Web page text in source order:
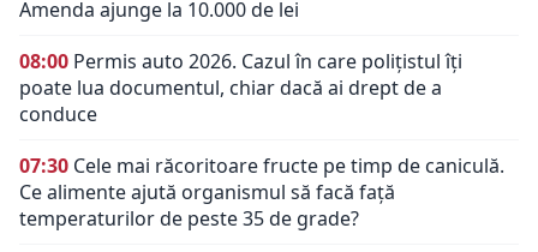
Amenda ajunge la 10.000 de lei
08:00 Permis auto 2026. Cazul în care polițistul îți
poate lua documentul, chiar dacă ai drept de a
conduce
07:30 Cele mai răcoritoare fructe pe timp de caniculă.
Ce alimente ajută organismul să facă față
temperaturilor de peste 35 de grade?